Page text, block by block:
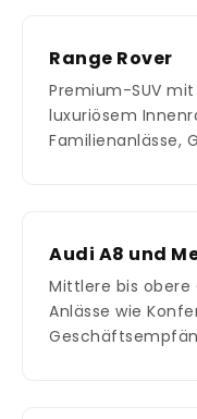
Range Rover
Premium-SUV
luxuriösem
Familienanlässe,
Audi A8 und
Mittlere bis obere
Anlässe wie